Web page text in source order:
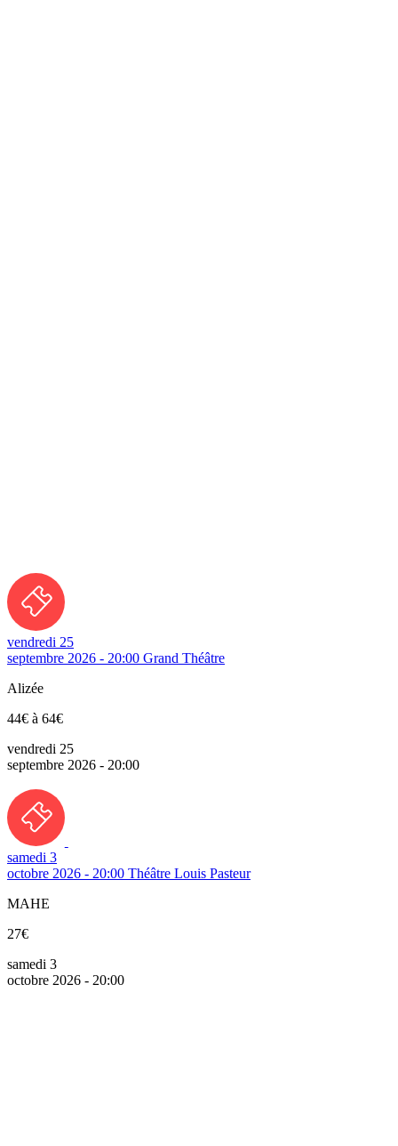
vendredi 25
septembre 2026 - 20:00 Grand Théâtre
Alizée
44€ à 64€
vendredi 25
septembre 2026 - 20:00
samedi 3
octobre 2026 - 20:00 Théâtre Louis Pasteur
MAHE
27€
samedi 3
octobre 2026 - 20:00